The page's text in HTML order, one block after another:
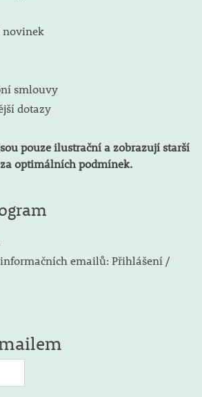
novinek
smlouvy
dotazy
pouze ilustrační a zobrazují starší
optimálních podmínek.
emailů: Přihlášení /